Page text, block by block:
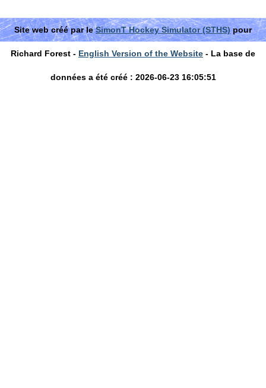
Site web créé par leSimonT Hockey Simulator (STHS)pour
Richard Forest - English Version of the Website - La base de
données a été créé : 2026-06-23 16:05:51